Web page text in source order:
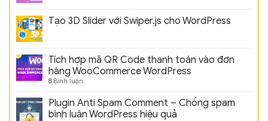
Tạo 3D Slider với Swiper.js cho WordPress
Tích hợp mã QR Code thanh toán vào đơn
hàng WooCommerce WordPress
8Bình luận
Plugin Anti Spam Comment – Chống spam
bình luận WordPress hiệu quả